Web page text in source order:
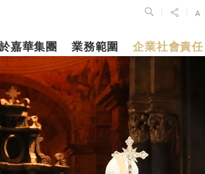
嘉華集團 業務範圍 企業社會責任
年全年
穩發展